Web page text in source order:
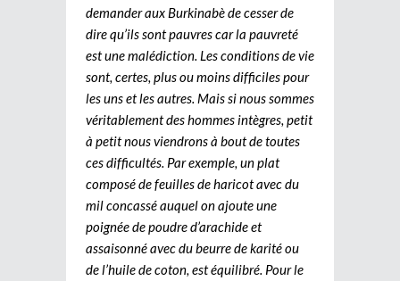
demander aux Burkinabè de cesser de
dire qu’ils sont pauvres car la pauvreté
est une malédiction. Les conditions de vie
sont, certes, plus ou moins difficiles pour
les uns et les autres. Mais si nous sommes
véritablement des hommes intègres, petit
à petit nous viendrons à bout de toutes
ces difficultés. Par exemple, un plat
composé de feuilles de haricot avec du
mil concassé auquel on ajoute une
poignée de poudre d’arachide et
assaisonné avec du beurre de karité ou
de l’huile de coton, est équilibré. Pour le